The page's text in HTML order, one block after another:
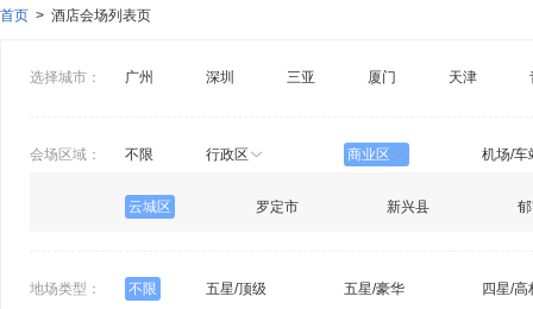
首页 > 酒店会场列表页
选择城市： 广州 深圳 三亚 厦门 天津
会场区域： 不限 行政区 商业区 机场/车
云城区 罗定市 新兴县
地场类型： 不限 五星/顶级 五星/豪华 四星/高